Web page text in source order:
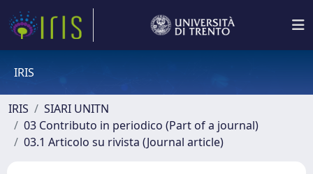
IRIS
IRIS
SIARI UNITN
03 Contributo in periodico (Part of a journal)
03.1 Articolo su rivista (Journal article)